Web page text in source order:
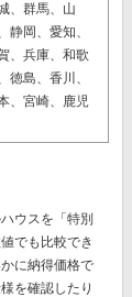
、群馬、山
静岡、愛知、
、兵庫、和歌
徳島、香川、
、宮崎、鹿児
ウスを「特別
でも比較でき
に納得価格で
を確認したり